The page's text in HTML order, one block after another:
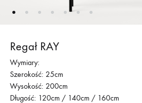
Regał RAY
Wymiary:
Szerokość: 25cm
Wysokość: 200cm
Długość: 120cm / 140cm / 160cm